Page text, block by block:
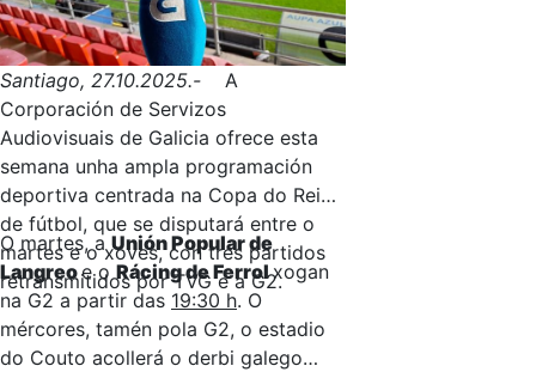
Santiago, 27.10.2025.-
A
Corporación de Servizos
Audiovisuais de Galicia ofrece esta
semana unha ampla programación
deportiva centrada na Copa do Rei
de fútbol, que se disputará entre o
martes e o xoves, con tres partidos
retransmitidos por TVG e a G2.
O martes, a Unión Popular de
Langreoe o Rácing de Ferrolxogan
na G2 a partir das 19:30 h. O
mércores, tamén pola G2, o estadio
do Couto acollerá o derbi galego